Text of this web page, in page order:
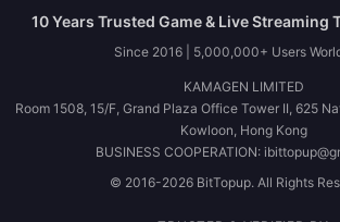
10 Years Trusted Game & Live Streaming
Since 2016 | 5,000,000+ Users
KAMAGEN LIMITED
Room 1508, 15/F, Grand Plaza Office Tower II, 625
Kowloon, Hong Kong
BUSINESS COOPERATION:
© 2016-2026 BitTopup. All Rights